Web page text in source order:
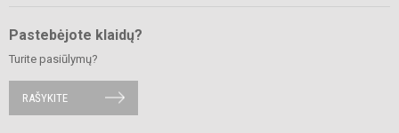
Pastebėjote klaidų?
Turite pasiūlymų?
RAŠYKITE